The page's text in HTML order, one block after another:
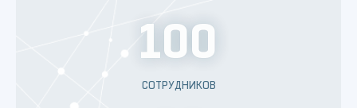
100
СОТРУДНИКОВ